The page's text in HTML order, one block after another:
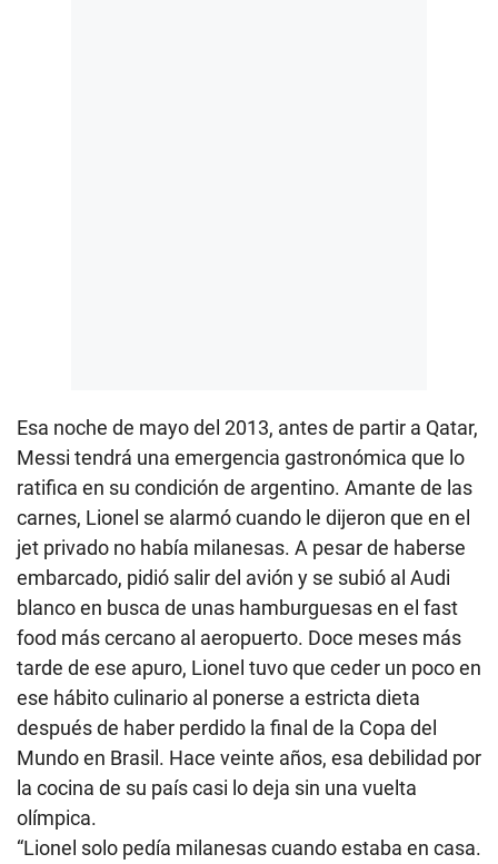
Esa noche de mayo del 2013, antes de partir a Qatar,
Messi tendrá una emergencia gastronómica que lo
ratifica en su condición de argentino. Amante de las
carnes, Lionel se alarmó cuando le dijeron que en el
jet privado no había milanesas. A pesar de haberse
embarcado, pidió salir del avión y se subió al Audi
blanco en busca de unas hamburguesas en el fast
food más cercano al aeropuerto. Doce meses más
tarde de ese apuro, Lionel tuvo que ceder un poco en
ese hábito culinario al ponerse a estricta dieta
después de haber perdido la final de la Copa del
Mundo en Brasil. Hace veinte años, esa debilidad por
la cocina de su país casi lo deja sin una vuelta
olímpica.
“Lionel solo pedía milanesas cuando estaba en casa.